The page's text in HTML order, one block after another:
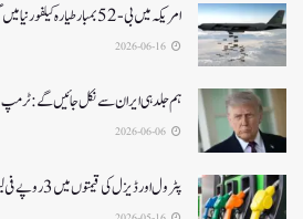
امریکہ میں بی-52بمبار طیارہ کیلفورنیا میں گر کر تباہ، 8ہلاک
ہم جلد ہی ایران سے نکل جائیں گے:ٹرمپ
پٹرول اور ڈیزل کی قیمتوں میں 3 روپے فی لیٹر اضافہ